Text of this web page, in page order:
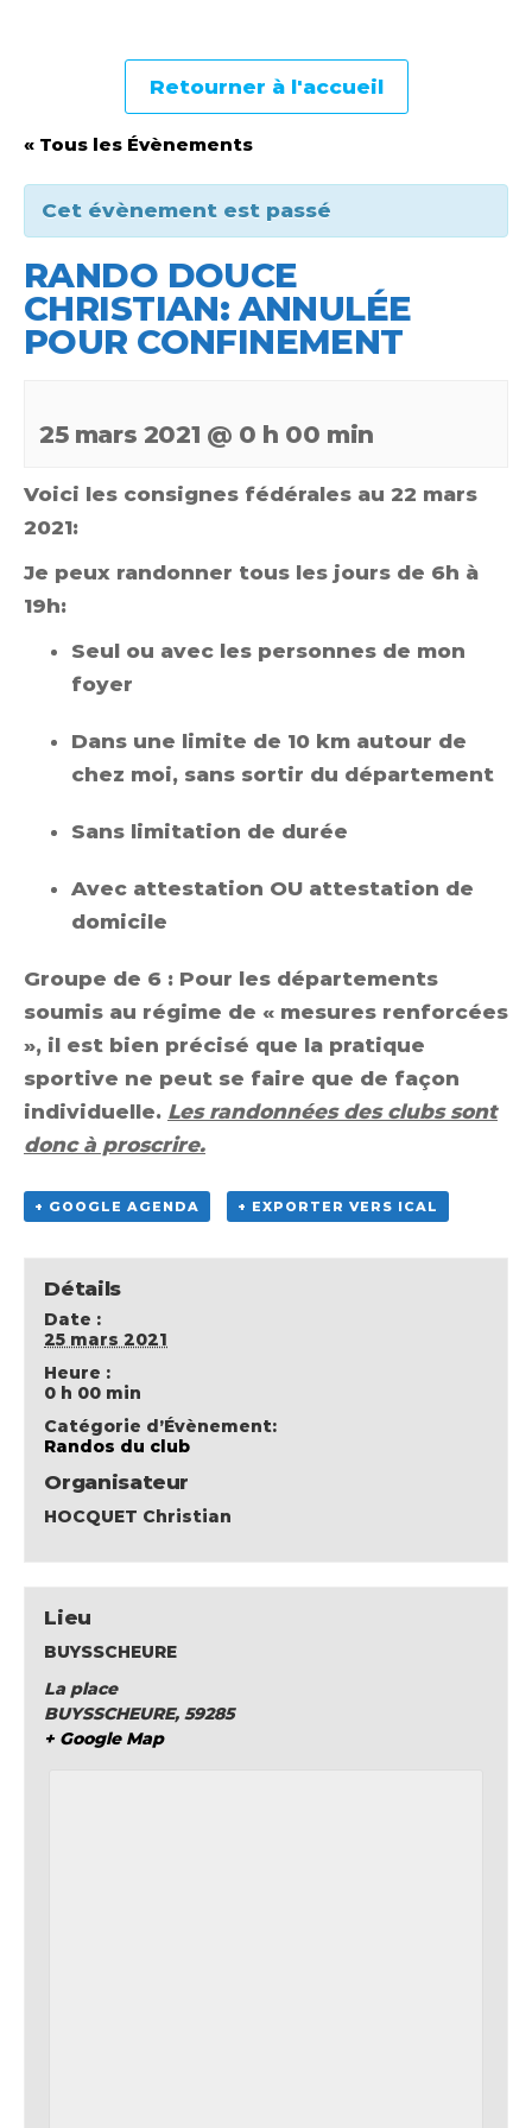
Retourner à l'accueil
« Tous les Évènements
Cet évènement est passé
RANDO DOUCE
CHRISTIAN: ANNULÉE
POUR CONFINEMENT
25 mars 2021 @ 0 h 00 min
Voici les consignes fédérales au 22 mars
2021:
Je peux randonner tous les jours de 6h à
19h:
Seul ou avec les personnes de mon
foyer
Dans une limite de 10 km autour de
chez moi, sans sortir du département
Sans limitation de durée
Avec attestation OU attestation de
domicile
Groupe de 6 : Pour les départements
soumis au régime de « mesures renforcées
», il est bien précisé que la pratique
sportive ne peut se faire que de façon
individuelle. Les randonnées des clubs sont
donc à proscrire.
+ GOOGLE AGENDA + EXPORTER VERS ICAL
Détails
Date :
25 mars 2021
Heure :
0 h 00 min
Catégorie d’Évènement:
Randos du club
Organisateur
HOCQUET Christian
Lieu
BUYSSCHEURE
La place
BUYSSCHEURE, 59285
+ Google Map